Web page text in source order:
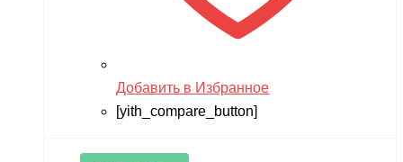
Добавить в Избранное
[yith_compare_button]